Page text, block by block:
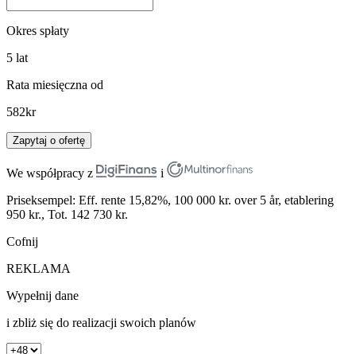
Okres spłaty
5 lat
Rata miesięczna od
582kr
Zapytaj o ofertę
We współpracy z
i
Priseksempel: Eff. rente 15,82%, 100 000 kr. over 5 år, etablering
950 kr., Tot. 142 730 kr.
Cofnij
REKLAMA
Wypełnij dane
i zbliż się do realizacji swoich planów